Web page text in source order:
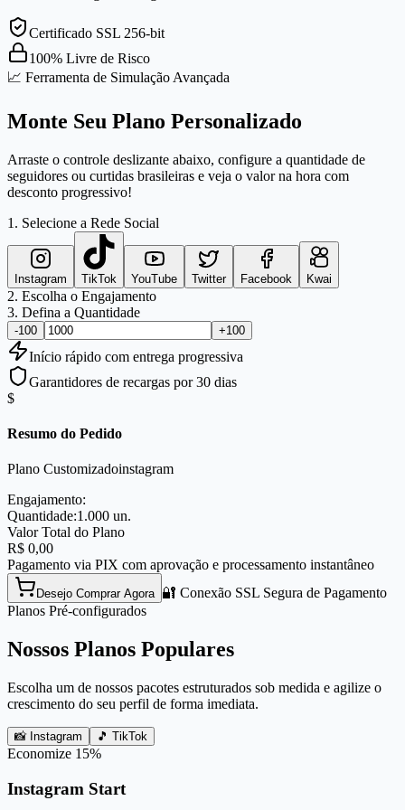
Certificado SSL 256-bit
100% Livre de Risco
📈 Ferramenta de Simulação Avançada
Monte Seu Plano Personalizado
Arraste o controle deslizante abaixo, configure a quantidade de
seguidores ou curtidas brasileiras e veja o valor na hora com
desconto progressivo!
1. Selecione a Rede Social
Instagram TikTok YouTube Twitter Facebook Kwai
2. Escolha o Engajamento
3. Defina a Quantidade
-100 +100
Início rápido com entrega progressiva
Garantidores de recargas por 30 dias
$
Resumo do Pedido
Plano Customizadoinstagram
Engajamento:
Quantidade:1.000 un.
Valor Total do Plano
R$ 0,00
Pagamento via PIX com aprovação e processamento instantâneo
Desejo Comprar Agora 🔐 Conexão SSL Segura de Pagamento
Planos Pré-configurados
Nossos Planos Populares
Escolha um de nossos pacotes estruturados sob medida e agilize o
crescimento do seu perfil de forma imediata.
📸 Instagram 🎵 TikTok
Economize 15%
Instagram Start